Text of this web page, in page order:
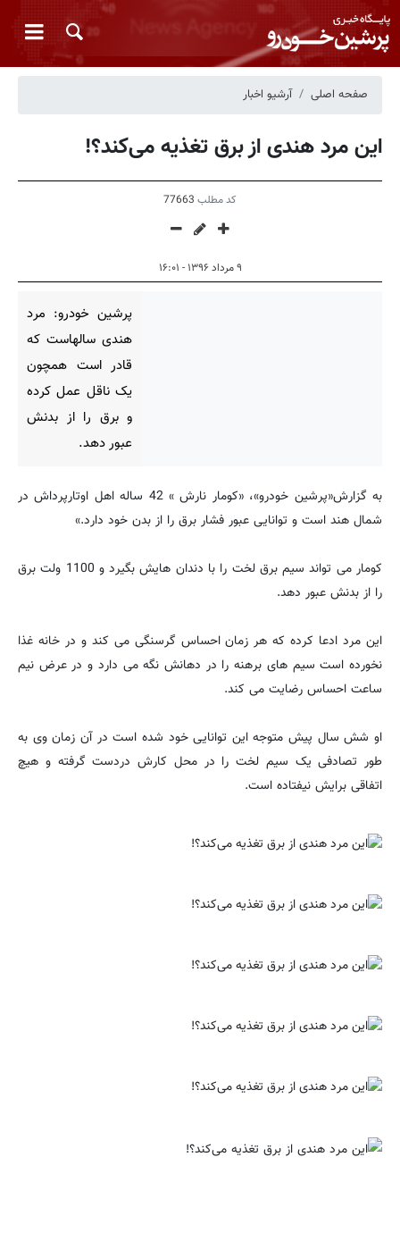
صفحه اصلی آرشیو اخبار
این مرد هندی از برق تغذیه می‌کند؟!
کد مطلب 77663
۹ مرداد ۱۳۹۶ - ۱۶:۰۱
پرشین خودرو: مرد
هندی سالهاست که
قادر است همچون
یک ناقل عمل کرده
و برق را از بدنش
عبور دهد.
به گزارش«پرشین خودرو»، «کومار نارش » 42 ساله اهل اوتارپرداش در
شمال هند است و توانایی عبور فشار برق را از بدن خود دارد.»
کومار می تواند سیم برق لخت را با دندان هایش بگیرد و 1100 ولت برق
را از بدنش عبور دهد.
این مرد ادعا کرده که هر زمان احساس گرسنگی می کند و در خانه غذا
نخورده است سیم های برهنه را در دهانش نگه می دارد و در عرض نیم
ساعت احساس رضایت می کند.
او شش سال پیش متوجه این توانایی خود شده است در آن زمان وی به
طور تصادفی یک سیم لخت را در محل کارش دردست گرفته و هیچ
اتفاقی برایش نیفتاده است.